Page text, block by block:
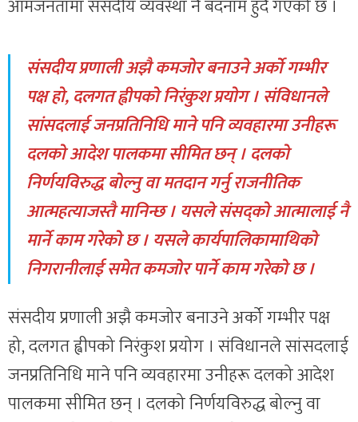
आमजनतामा संसदीय व्यवस्था नै बदनाम हुँदै गएको छ ।
संसदीय प्रणाली अझै कमजोर बनाउने अर्को गम्भीर
पक्ष हो, दलगत ह्वीपको निरंकुश प्रयोग । संविधानले
सांसदलाई जनप्रतिनिधि माने पनि व्यवहारमा उनीहरू
दलको आदेश पालकमा सीमित छन् । दलको
निर्णयविरुद्ध बोल्नु वा मतदान गर्नु राजनीतिक
आत्महत्याजस्तै मानिन्छ । यसले संसद्को आत्मालाई नै
मार्ने काम गरेको छ । यसले कार्यपालिकामाथिको
निगरानीलाई समेत कमजोर पार्ने काम गरेको छ ।
संसदीय प्रणाली अझै कमजोर बनाउने अर्को गम्भीर पक्ष
हो, दलगत ह्वीपको निरंकुश प्रयोग । संविधानले सांसदलाई
जनप्रतिनिधि माने पनि व्यवहारमा उनीहरू दलको आदेश
पालकमा सीमित छन् । दलको निर्णयविरुद्ध बोल्नु वा